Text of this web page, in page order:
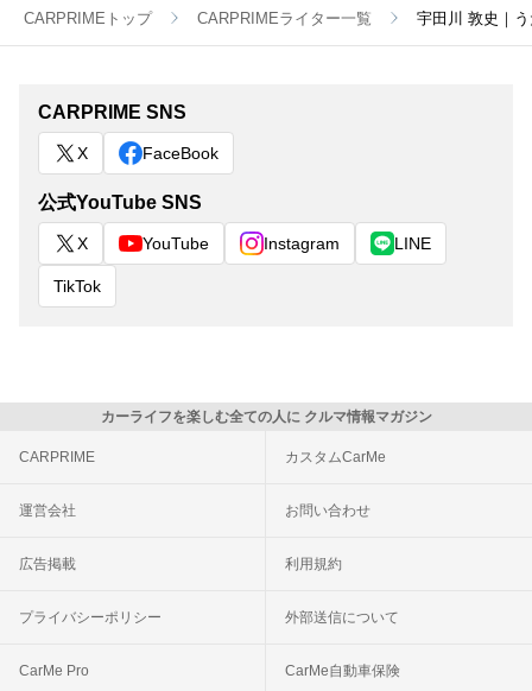
CARPRIMEトップ CARPRIMEライター一覧 宇田川 敦史｜
CARPRIME SNS
X FaceBook
公式YouTube SNS
X YouTube Instagram LINE
TikTok
カーライフを楽しむ全ての人に クルマ情報マガジン
CARPRIME カスタムCarMe
運営会社 お問い合わせ
広告掲載 利用規約
プライバシーポリシー 外部送信について
CarMe Pro CarMe自動車保険